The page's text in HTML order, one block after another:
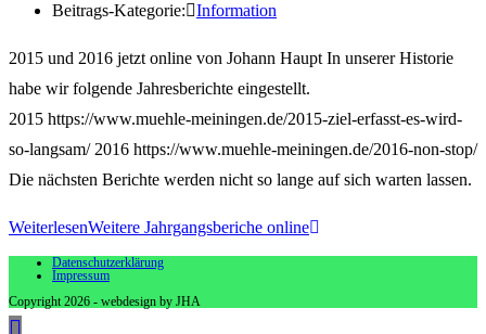
Beitrags-Kategorie:
Information
2015 und 2016 jetzt online von Johann Haupt In unserer Historie
habe wir folgende Jahresberichte eingestellt.
2015 https://www.muehle-meiningen.de/2015-ziel-erfasst-es-wird-
so-langsam/ 2016 https://www.muehle-meiningen.de/2016-non-stop/
Die nächsten Berichte werden nicht so lange auf sich warten lassen.
WeiterlesenWeitere Jahrgangsberiche online
Datenschutzerklärung
Impressum
Copyright 2026 - webdesign by JHA